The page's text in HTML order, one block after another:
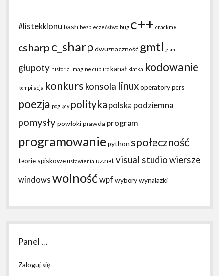
#listekklonu bash bezpieczeństwo bug c++ crackme
csharpc_sharpdwuznaczność gmtl gsm
głupoty historia imagine cup irc kanał klatka kodowanie
kompilacja konkurs konsola linuxoperatorypcrs
poezja poglądy polityka polska podziemna
pomysłypowłokiprawda program
programowaniepython społeczność
teorie spiskowe ustawienia uz.net visual studiowiersze
windows wolnośćwpf wyborywynalazki
Panel …
Zaloguj się